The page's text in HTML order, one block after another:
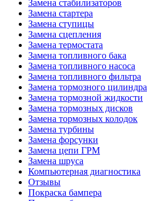
Замена стабилизаторов
Замена стартера
Замена ступицы
Замена сцепления
Замена термостата
Замена топливного бака
Замена топливного насоса
Замена топливного фильтра
Замена тормозного цилиндра
Замена тормозной жидкости
Замена тормозных дисков
Замена тормозных колодок
Замена турбины
Замена форсунки
Замена цепи ГРМ
Замена шруса
Компьютерная диагностика
Отзывы
Покраска бампера